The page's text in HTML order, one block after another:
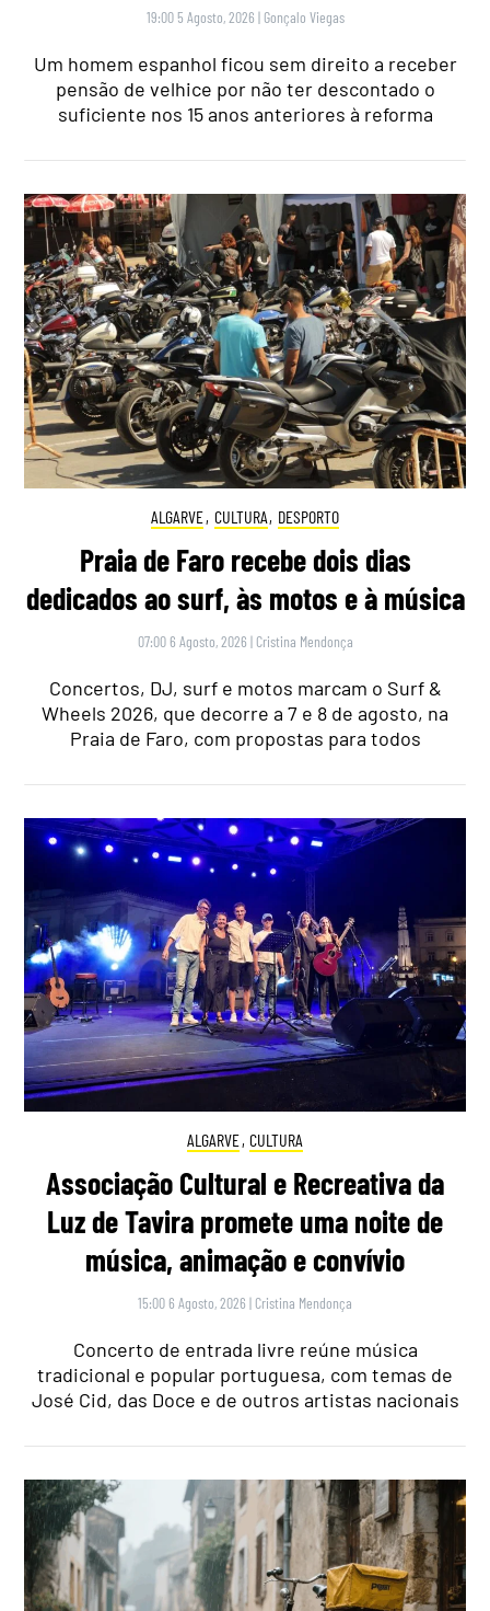
19:00 5 Agosto, 2026 | Gonçalo Viegas
Um homem espanhol ficou sem direito a receber
pensão de velhice por não ter descontado o
suficiente nos 15 anos anteriores à reforma
ALGARVE, CULTURA, DESPORTO
Praia de Faro recebe dois dias
dedicados ao surf, às motos e à música
07:00 6 Agosto, 2026 | Cristina Mendonça
Concertos, DJ, surf e motos marcam o Surf &
Wheels 2026, que decorre a 7 e 8 de agosto, na
Praia de Faro, com propostas para todos
ALGARVE, CULTURA
Associação Cultural e Recreativa da
Luz de Tavira promete uma noite de
música, animação e convívio
15:00 6 Agosto, 2026 | Cristina Mendonça
Concerto de entrada livre reúne música
tradicional e popular portuguesa, com temas de
José Cid, das Doce e de outros artistas nacionais